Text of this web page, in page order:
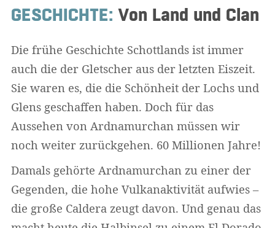
GESCHICHTE: Von Land und Clan
Die frühe Geschichte Schottlands ist immer
auch die der Gletscher aus der letzten Eiszeit.
Sie waren es, die die Schönheit der Lochs und
Glens geschaffen haben. Doch für das
Aussehen von Ardnamurchan müssen wir
noch weiter zurückgehen. 60 Millionen Jahre!
Damals gehörte Ardnamurchan zu einer der
Gegenden, die hohe Vulkanaktivität aufwies –
die große Caldera zeugt davon. Und genau das